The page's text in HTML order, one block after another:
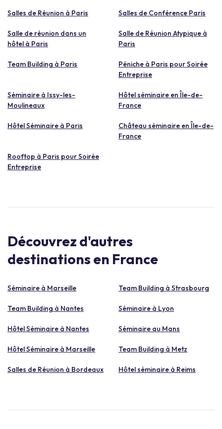
Salles de Réunion à Paris Salles de Conférence Paris
Salle de réunion dans un
hôtel à Paris
Salle de Réunion Atypique à
Paris
Team Building à Paris
Péniche à Paris pour Soirée
Entreprise
Séminaire à Issy-les-
Moulineaux
Hôtel séminaire en Île-de-
France
Hôtel Séminaire à Paris
Château séminaire en Île-de-
France
Rooftop à Paris pour Soirée
Entreprise
Découvrez d'autres
destinations en France
Séminaire à Marseille Team Building à Strasbourg
Team Building à Nantes Séminaire à Lyon
Hôtel Séminaire à Nantes Séminaire au Mans
Hôtel Séminaire à Marseille Team Building à Metz
Salles de Réunion à Bordeaux Hôtel séminaire à Reims